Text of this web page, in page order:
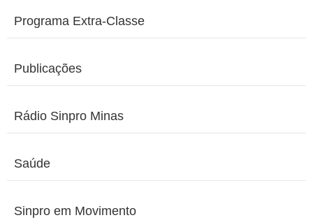
Programa Extra-Classe
Publicações
Rádio Sinpro Minas
Saúde
Sinpro em Movimento